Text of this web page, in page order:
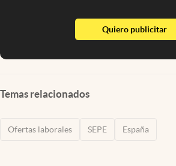
Quiero publicitar
Temas relacionados
Ofertas laborales SEPE España